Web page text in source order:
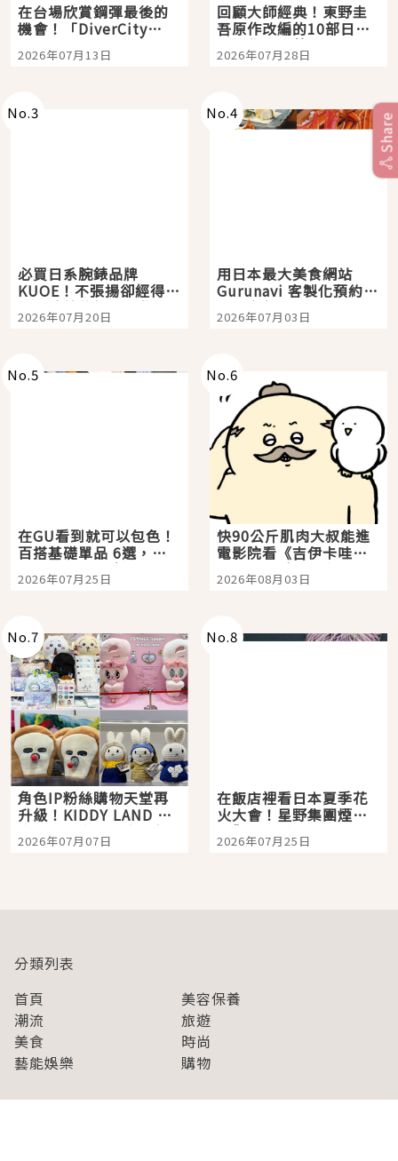
在台場欣賞鋼彈最後的
機會！「DiverCity
Tokyo Plaza」搭船、
購物、美食及夜景，一
2026年07月13日
回顧大師經典！東野圭
吾原作改編的10部日本
影視作品推薦
2026年07月28日
No.3
必買日系腕錶品牌
KUOE！不張揚卻經得起
時間洗鍊的經典之作五
選
2026年07月20日
No.4
用日本最大美食網站
Gurunavi 客製化預約九
大都市餐廳，打造專屬
美食體驗！
2026年07月03日
No.5
在GU看到就可以包色！
百搭基礎單品 6選，閉
眼全收也不心疼
2026年07月25日
No.6
快90公斤肌肉大叔能進
電影院看《吉伊卡哇》
嗎？日本重金屬樂團
「打首」會長與nagano
2026年08月03日
No.7
角色IP粉絲購物天堂再
升級！KIDDY LAND 原
宿店吉伊卡哇迎客，新
開幕 OMOKADO 店3分
2026年07月07日
No.8
在飯店裡看日本夏季花
火大會！星野集團煙火
景觀飯店6選，讓你不用
人擠人悠閒欣賞
2026年07月25日
Share
分類列表
首頁
美容保養
潮流
旅遊
美食
時尚
藝能娛樂
購物